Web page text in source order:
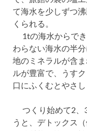
て海水を少しずつ
くられる。
1tの海水からでき
わらない海水の半
地のミネラルが含
ルが豊富で、うす
口にふくむとやさ
つくり始めて2、
うと、デトックス